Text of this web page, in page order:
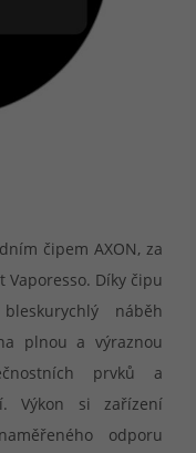
čipem AXON, za
Díky čipu
náběh
plnou a výraznou
prvků a
Výkon si zařízení
odporu